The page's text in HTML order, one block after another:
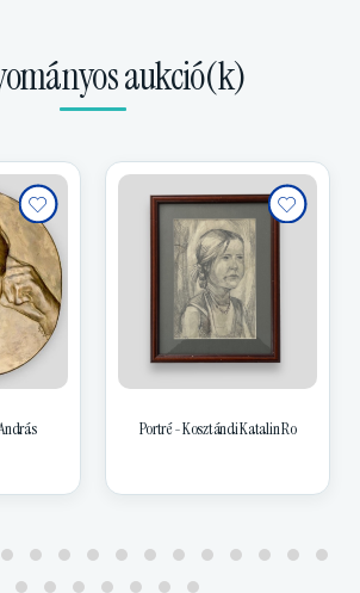
aukció(k)
Portré - Kosztándi Katalin Ro